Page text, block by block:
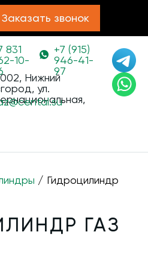
Заказать звонок
831
10-
+7 (915)
946-41-
97
Нижний
ул.
cental.su
/ Гидроцилиндр
ГАЗ